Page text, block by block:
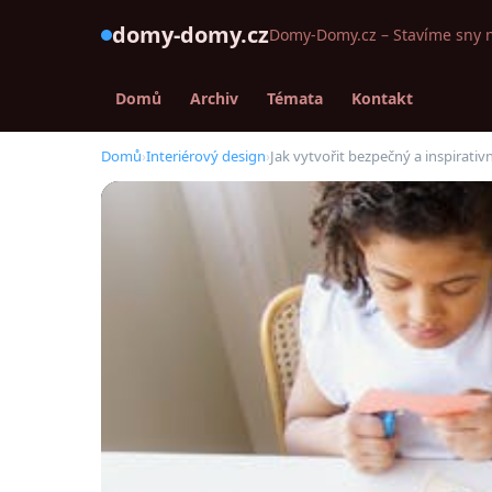
domy-domy.czDomy-Domy.cz – Stavíme sny
Domů Archiv Témata Kontakt
Domů›Interiérový design›Jak vytvořit bezpečný a